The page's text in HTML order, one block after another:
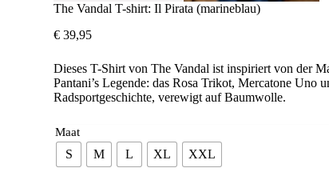
The Vandal T-shirt: Il Pirata (marineblau)
€ 39,95
Dieses T-Shirt von The Vandal ist inspiriert von der
Pantani’s Legende: das Rosa Trikot, Mercatone
Radsportgeschichte, verewigt auf Baumwolle.
Maat
S M L XL XXL